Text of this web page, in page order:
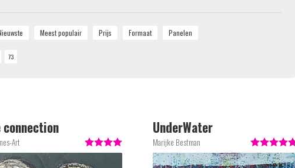
Art
connection
Marijke Bestman
UnderWater